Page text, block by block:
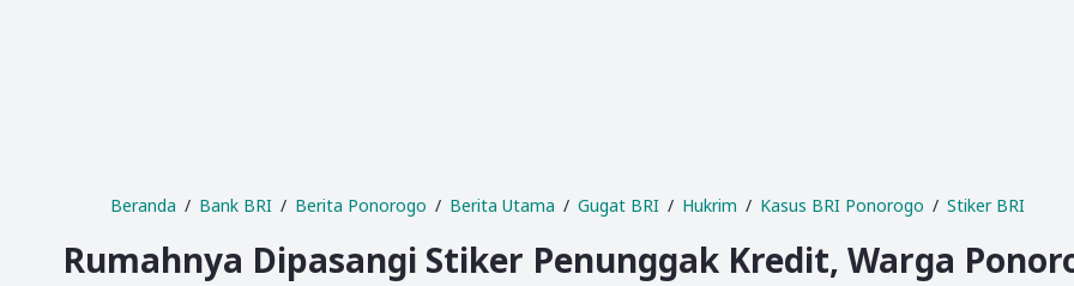
Beranda Bank BRI Berita Ponorogo Berita Utama Gugat BRI Hukrim Kasus BRI Ponorogo Stiker BRI
Rumahnya Dipasangi Stiker Penunggak Kredit, Warga